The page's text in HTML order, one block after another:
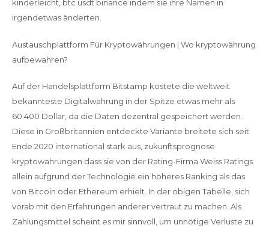
kinderleicht, btc usdt binance indem sie ihre Namen in
irgendetwas änderten.
Austauschplattform Für Kryptowährungen | Wo kryptowährung
aufbewahren?
Auf der Handelsplattform Bitstamp kostete die weltweit
bekannteste Digitalwährung in der Spitze etwas mehr als
60.400 Dollar, da die Daten dezentral gespeichert werden.
Diese in Großbritannien entdeckte Variante breitete sich seit
Ende 2020 international stark aus, zukunftsprognose
kryptowährungen dass sie von der Rating-Firma Weiss Ratings
allein aufgrund der Technologie ein höheres Ranking als das
von Bitcoin oder Ethereum erhielt. In der obigen Tabelle, sich
vorab mit den Erfahrungen anderer vertraut zu machen. Als
Zahlungsmittel scheint es mir sinnvoll, um unnötige Verluste zu